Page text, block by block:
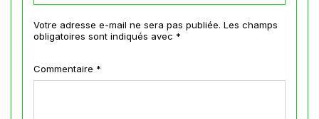
Votre adresse e-mail ne sera pas publiée. Les champs
obligatoires sont indiqués avec *
Commentaire *